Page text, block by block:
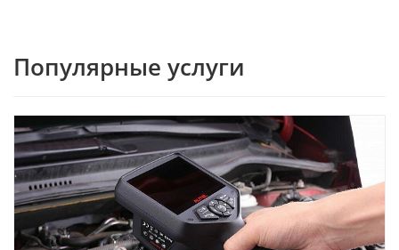
Популярные услуги